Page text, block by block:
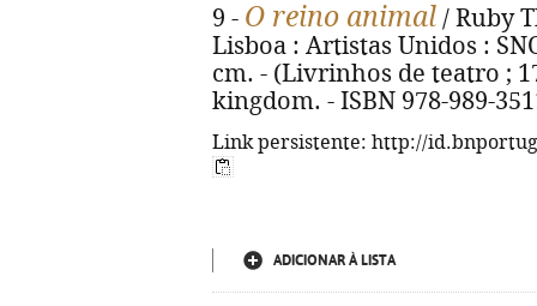
9 - O reino animal / Ruby
Lisboa : Artistas Unidos :
cm. - (Livrinhos de teatro ;
kingdom. - ISBN 978-989-
Link persistente: http://
ADICIONAR À LISTA